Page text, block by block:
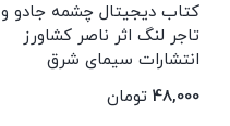
کتاب دیجیتال چشمه جادو و
تاجر لنگ اثر ناصر کشاورز
انتشارات سیمای شرق
48,000 تومان